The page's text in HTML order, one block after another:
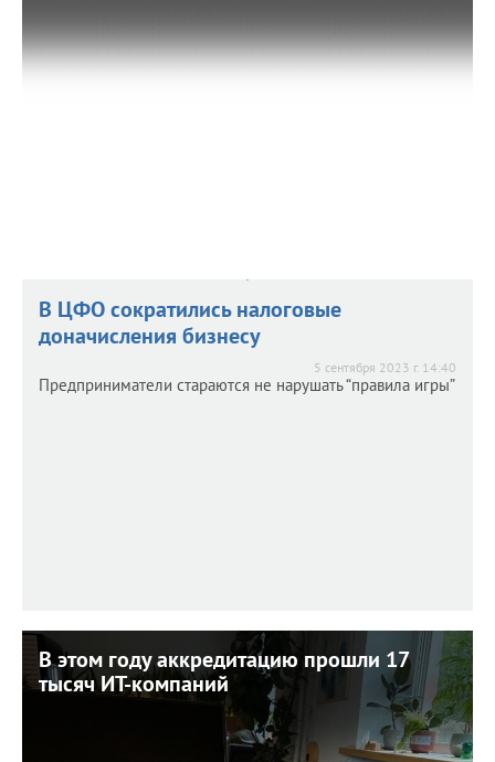
А среди областных центров ЦФО мы в лидерах.
В ЦФО сократились налоговые
доначисления бизнесу
5 сентября 2023 г. 14:40
Предприниматели стараются не нарушать “правила игры”
В этом году аккредитацию прошли 17
тысяч ИТ-компаний
В этом году аккредитацию прошли 17
тысяч ИТ-компаний
В 2022 таких компаний было свыше 28 тысяч.